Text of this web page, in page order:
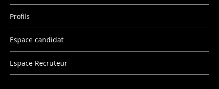
Profils
Espace candidat
Espace Recruteur